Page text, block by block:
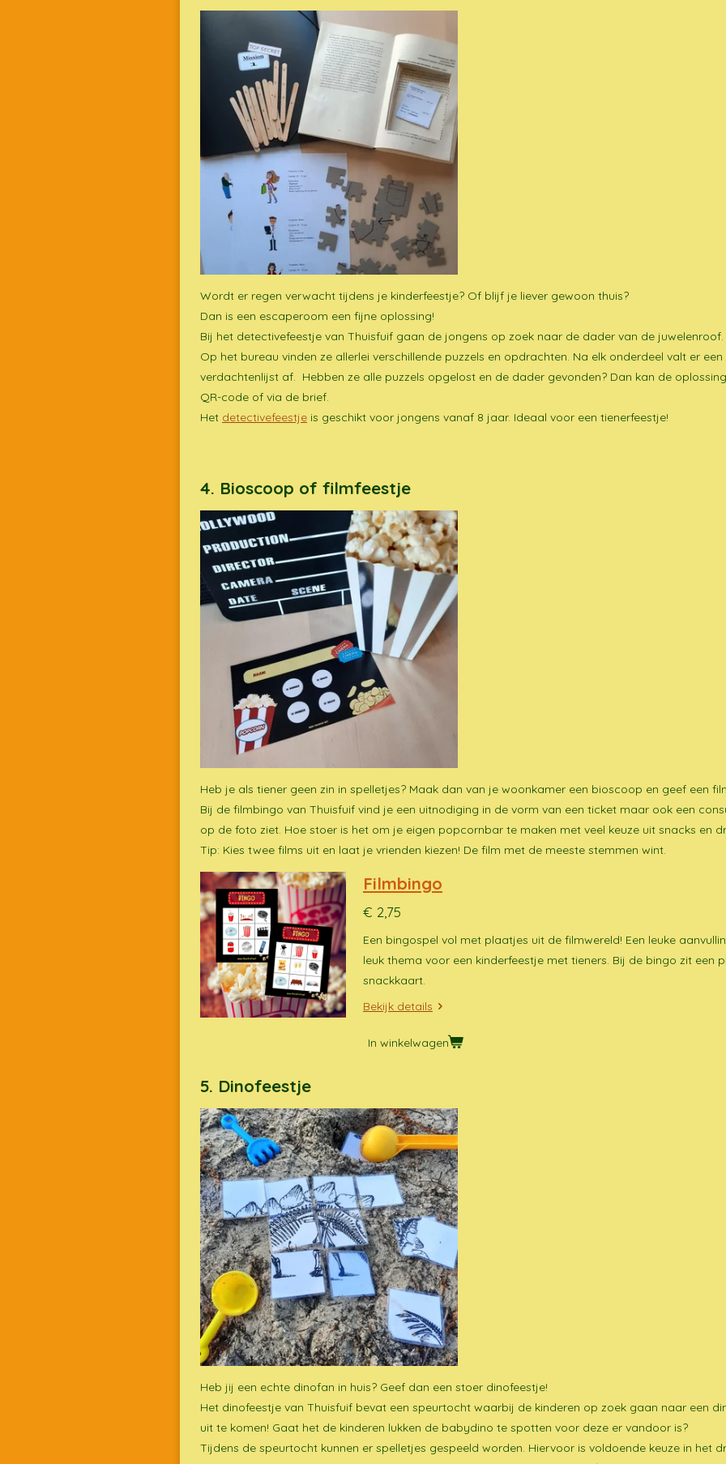
Wordt er regen verwacht tijdens je kinderfeestje? Of blijf je liever gewoon thuis?
Dan is een escaperoom een fijne oplossing!
Bij het detectivefeestje van Thuisfuif gaan de jongens op zoek naar de dader van de juwelenroof.
Op het bureau vinden ze allerlei verschillende puzzels en opdrachten. Na elk onderdeel valt er
verdachtenlijst af. Hebben ze alle puzzels opgelost en de dader gevonden? Dan kan de
QR-code of via de brief.
Het detectivefeestje is geschikt voor jongens vanaf 8 jaar. Ideaal voor een tienerfeestje!
4. Bioscoop of filmfeestje
Heb je als tiener geen zin in spelletjes? Maak dan van je woonkamer een bioscoop en geef een
Bij de filmbingo van Thuisfuif vind je een uitnodiging in de vorm van een ticket maar ook een
op de foto ziet. Hoe stoer is het om je eigen popcornbar te maken met veel keuze uit snacks en
Tip: Kies twee films uit en laat je vrienden kiezen! De film met de meeste stemmen wint.
Filmbingo
€ 2,75
Een bingospel vol met plaatjes uit de filmwereld! Een leuke
leuk thema voor een kinderfeestje met tieners. Bij de bingo zit een
snackkaart.
Bekijk details
In winkelwagen
5. Dinofeestje
Heb jij een echte dinofan in huis? Geef dan een stoer dinofeestje!
Het dinofeestje van Thuisfuif bevat een speurtocht waarbij de kinderen op zoek gaan naar een
uit te komen! Gaat het de kinderen lukken de babydino te spotten voor deze er vandoor is?
Tijdens de speurtocht kunnen er spelletjes gespeeld worden. Hiervoor is voldoende keuze in het